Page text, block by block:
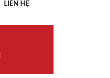
LIÊN HỆ